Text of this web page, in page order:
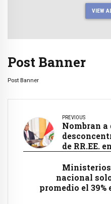
VIEW
Post Banner
Post Banner
PREVIOUS
Nombran
de RR.EE.
Ministerios
nacional
promedio el 39%